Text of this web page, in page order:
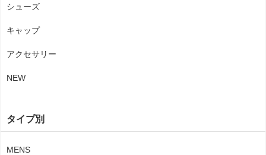
シューズ
キャップ
アクセサリー
NEW
タイプ別
MENS